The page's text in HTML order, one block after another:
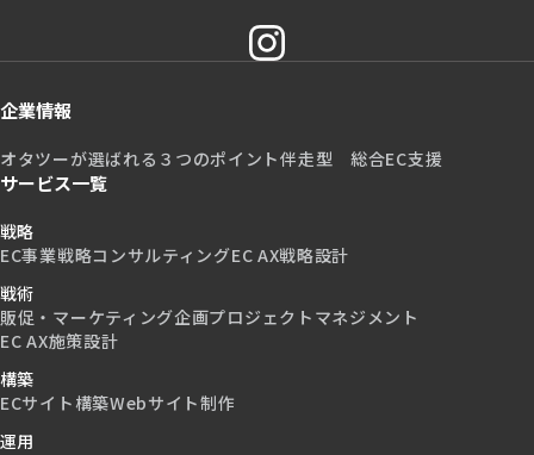
企業情報
オタツーが選ばれる３つのポイント伴走型 総合EC支援
サービス一覧
戦略
EC事業戦略コンサルティングEC AX戦略設計
戦術
販促・マーケティング企画プロジェクトマネジメント
EC AX施策設計
構築
ECサイト構築Webサイト制作
運用